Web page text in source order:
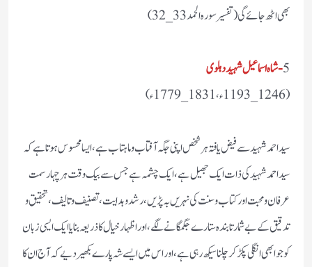
بھی اٹھ جائے گی( تفسیر سورہ الحمد33_32)
5-شاہ اسماعیل شہید دہلوی
(1246_1193ء،1831_1779ء)
سید احمد شہید سے فیض یافتہ ہر شخص اپنی جگہ آفتاب و ماہتاب ہے، ایسا محسوس ہوتا ہے کہ
سید احمد شہید کی ذات ایک جھیل ہے،ایک چشمہ ہے جس سے بیک وقت ہر چہار سمت
عرفان و محبت اور کتاب و سنت کی نہریں بہ پڑیں، رشد و ہدایت، تصنیف و تالیف، تحقیق و
تدقیق کے بے شمار تابندہ ستارے جگمگانے لگے، اور اظہار خیال کا ذریعہ بنایا ایک ایسی زبان
کو جو ابھی انگلی پکڑ کر چلنا سیکھ رہی ہے،اور اس میں ایسے شہ پارے بکھیر دیے کہ آج ان کا